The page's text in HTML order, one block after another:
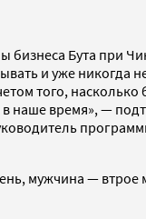
Бута при
и уже
того,
время», —
мужчина —